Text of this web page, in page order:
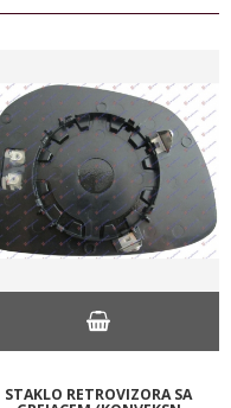
STAKLO RETROVIZORA SA